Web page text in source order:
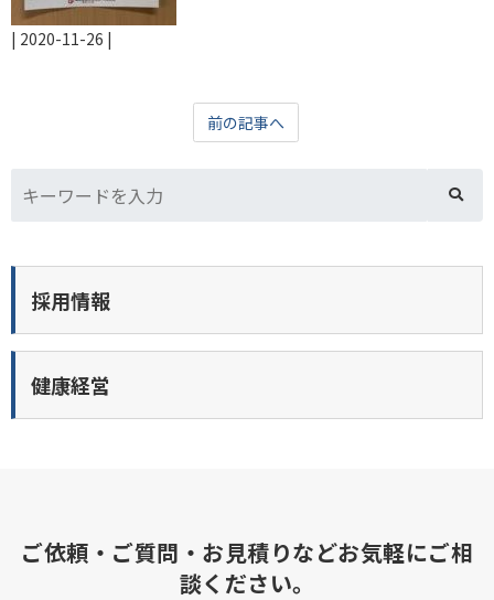
| 2020-11-26 |
前の記事へ
採用情報
健康経営
ご依頼・ご質問・お見積りなどお気軽にご相
談ください。